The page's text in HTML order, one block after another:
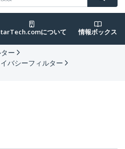
について 情報ボックス
ー
バシーフィルター